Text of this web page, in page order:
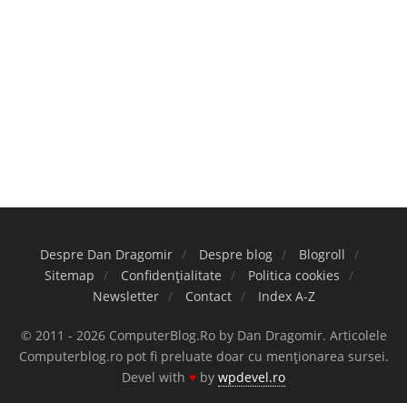
Despre Dan Dragomir Despre blog
Blogroll
Sitemap
Confidențialitate
Politica cookies
Newsletter
Contact Index A-Z
© 2011 - 2026 ComputerBlog.Ro by Dan Dragomir. Articolele
Computerblog.ro pot fi preluate doar cu menționarea sursei.
Devel with ♥ by wpdevel.ro